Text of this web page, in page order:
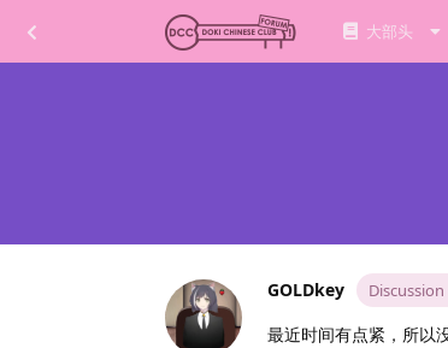
大部头
GOLDkey
最近时间有点紧，所以